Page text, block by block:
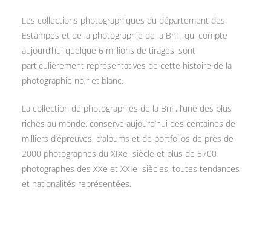
Les collections photographiques du département des
Estampes et de la photographie de la BnF, qui compte
aujourd’hui quelque 6 millions de tirages, sont
particulièrement représentatives de cette histoire de la
photographie noir et blanc.
La collection de photographies de la BnF, l’une des plus
riches au monde, conserve aujourd’hui des centaines de
milliers d’épreuves, d’albums et de portfolios de près de
2000 photographes du XIXe siècle et plus de 5700
photographes des XXe et XXIe siècles, toutes tendances
et nationalités représentées.